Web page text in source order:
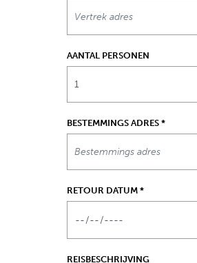
AANTAL PERSONEN
BESTEMMINGS ADRES *
RETOUR DATUM *
REISBESCHRIJVING